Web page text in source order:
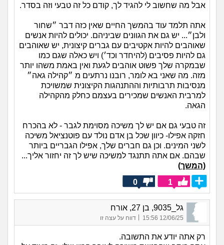
אבל מה שחשוב לי להגיד לך, קודם כל זה טבעי וזה בסדר.
אתה תלמד עוד בהמשך החיים שאין כזה דבר ״שחור
ולבן״... יש גם את הגוונים שביניהם. יכולים להיות אנשים
שאוהבים להיות אקטיבים עם גברים קיצונית, יש שאוהבים
גם להיות פסיבים (להיחדר וכד׳) ויש כאלה שגם כמו
שבמקרה שלך פשוט אוהבים לגעת ואין באמת משהו יותר
מזה. מה שאני בא לומר, רובנו נרתעים מ ״קהילה גאה״
מנסיבות תרבותיות וההתנהגות הקיצונית שמשויכת
למרבית האנשים שמכירים בעצמם כחלק מהקהילה
הגאה.
זה טבעי גם אם יש לך משיכה מסוימת לגבר - לא בהכרח
חזקה אפילו- כיוון שכל בן אדם נולד עם פוטנציאל משיכה
לשני המינים. וכן גם חברים שלך, אפילו הגבריים ביותר
שבהם. אם אתה תתנגד למשיכה שיש לך זה יחזור אליך...
(המשך)
1
0
גל_9035, בן 27, אורח
12/06/25 15:56
| דווח על עצה זו
רק אתה יודע את התשובה.